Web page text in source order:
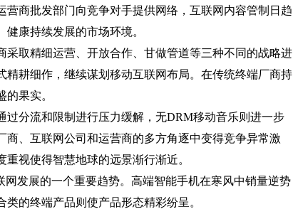
商批发部门向竞争对手提供网络，互联网内容管制日趋
康持续发展的市场环境。
取精细运营、开放合作、甘做管道等三种不同的战略进
耕细作，继续谋划移动互联网布局。在传统终端厂商持
果实。
分流和限制进行压力缓解，无DRM移动音乐则进一步
、互联网公司和运营商的多方角逐中变得竞争异常激
视使得智慧地球的远景渐行渐近。
发展的一个重要趋势。高端智能手机在寒风中销量逆势
的终端产品则使产品形态精彩纷呈。